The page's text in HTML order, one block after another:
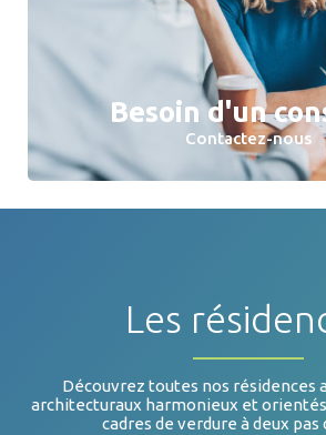
Besoin d'un
Contactez-nous
Les
Découvrez toutes nos résidences
architecturaux harmonieux et orientés
cadres de verdure à deux pas